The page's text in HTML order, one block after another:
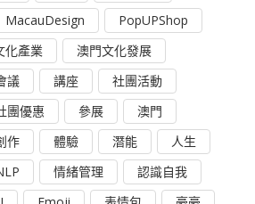
MacauDesign
PopUPShop
化產業
澳門文化發展
議 講座
社團活動
團優惠 參展
澳門
作 體驗 潛能
人生
情緒管理
認識自我